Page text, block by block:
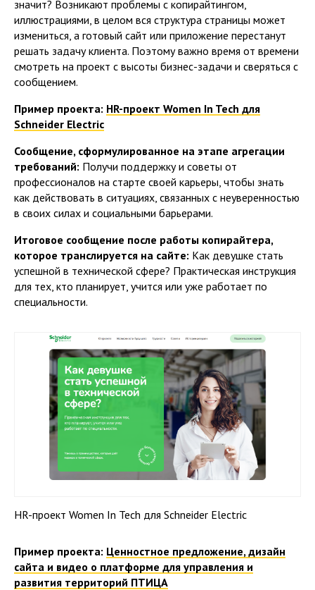
значит? Возникают проблемы с копирайтингом,
иллюстрациями, в целом вся структура страницы может
измениться, а готовый сайт или приложение перестанут
решать задачу клиента. Поэтому важно время от времени
смотреть на проект с высоты бизнес-задачи и сверяться с
сообщением.
Пример проекта: HR-проект Women In Tech для
Schneider Electric
Сообщение, сформулированное на этапе агрегации
требований: Получи поддержку и советы от
профессионалов на старте своей карьеры, чтобы знать
как действовать в ситуациях, связанных с неуверенностью
в своих силах и социальными барьерами.
Итоговое сообщение после работы копирайтера,
которое транслируется на сайте: Как девушке стать
успешной в технической сфере? Практическая инструкция
для тех, кто планирует, учится или уже работает по
специальности.
HR-проект Women In Tech для Schneider Electric
Пример проекта: Ценностное предложение, дизайн
сайта и видео о платформе для управления и
развития территорий ПТИЦА